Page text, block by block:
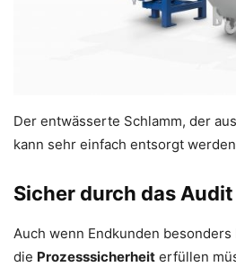
Der entwässerte Schlamm, der
kann sehr einfach entsorgt
Sicher durch das Audit
Auch wenn Endkunden
die Prozesssicherheit erfüllen